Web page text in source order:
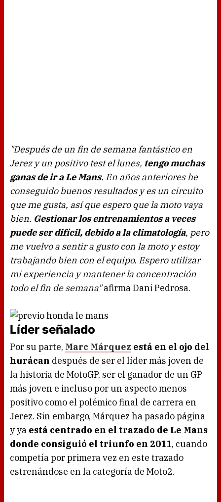
"Después de un fin de semana fantástico en
Jerez y un positivo test el lunes, tengo muchas
ganas de ir a Le Mans. En años anteriores he
conseguido buenos resultados y es un circuito
que me gusta, así que espero que la moto vaya
bien. Gestionar los entrenamientos a veces
puede ser difícil, debido a la climatología, pero
me vuelvo a sentir a gusto con la moto y estoy
trabajando bien con el equipo. Espero utilizar
mi experiencia y mantener la concentración
todo el fin de semana"afirma Dani Pedrosa.
Líder señalado
Por su parte, Marc Márquez está en el ojo del
hurácan después de ser el líder más joven de
la historia de MotoGP, ser el ganador de un GP
más joven e incluso por un aspecto menos
positivo como el polémico final de carrera en
Jerez. Sin embargo, Márquez ha pasado página
y ya está centrado en el trazado de Le Mans
donde consiguió el triunfo en 2011, cuando
competía por primera vez en este trazado
estrenándose en la categoría de Moto2.